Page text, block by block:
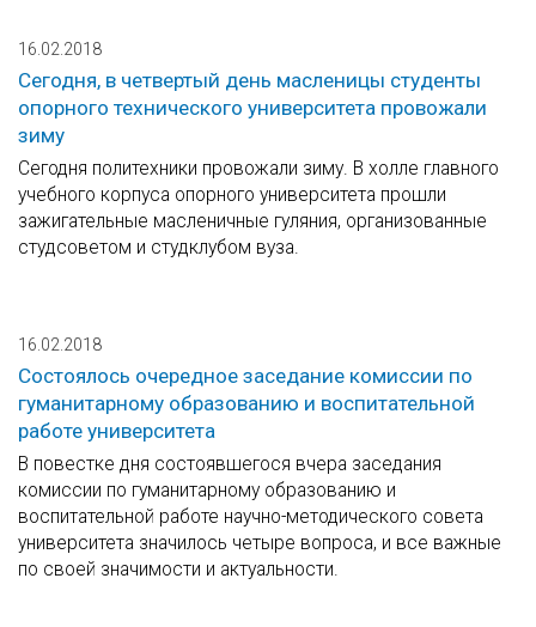
16.02.2018
Сегодня, в четвертый день масленицы студенты
опорного технического университета провожали
зиму
Сегодня политехники провожали зиму. В холле главного
учебного корпуса опорного университета прошли
зажигательные масленичные гуляния, организованные
студсоветом и студклубом вуза.
16.02.2018
Состоялось очередное заседание комиссии по
гуманитарному образованию и воспитательной
работе университета
В повестке дня состоявшегося вчера заседания
комиссии по гуманитарному образованию и
воспитательной работе научно-методического совета
университета значилось четыре вопроса, и все важные
по своей значимости и актуальности.